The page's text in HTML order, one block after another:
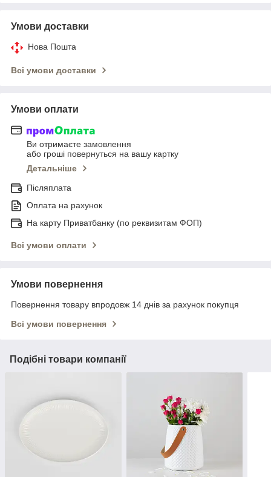
Умови доставки
Нова Пошта
Всі умови доставки
Умови оплати
Ви отримаєте замовлення
або гроші повернуться на вашу картку
Детальніше
Післяплата
Оплата на рахунок
На карту Приватбанку (по реквизитам ФОП)
Всі умови оплати
Умови повернення
Повернення товару впродовж 14 днів за рахунок покупця
Всі умови повернення
Подібні товари компанії